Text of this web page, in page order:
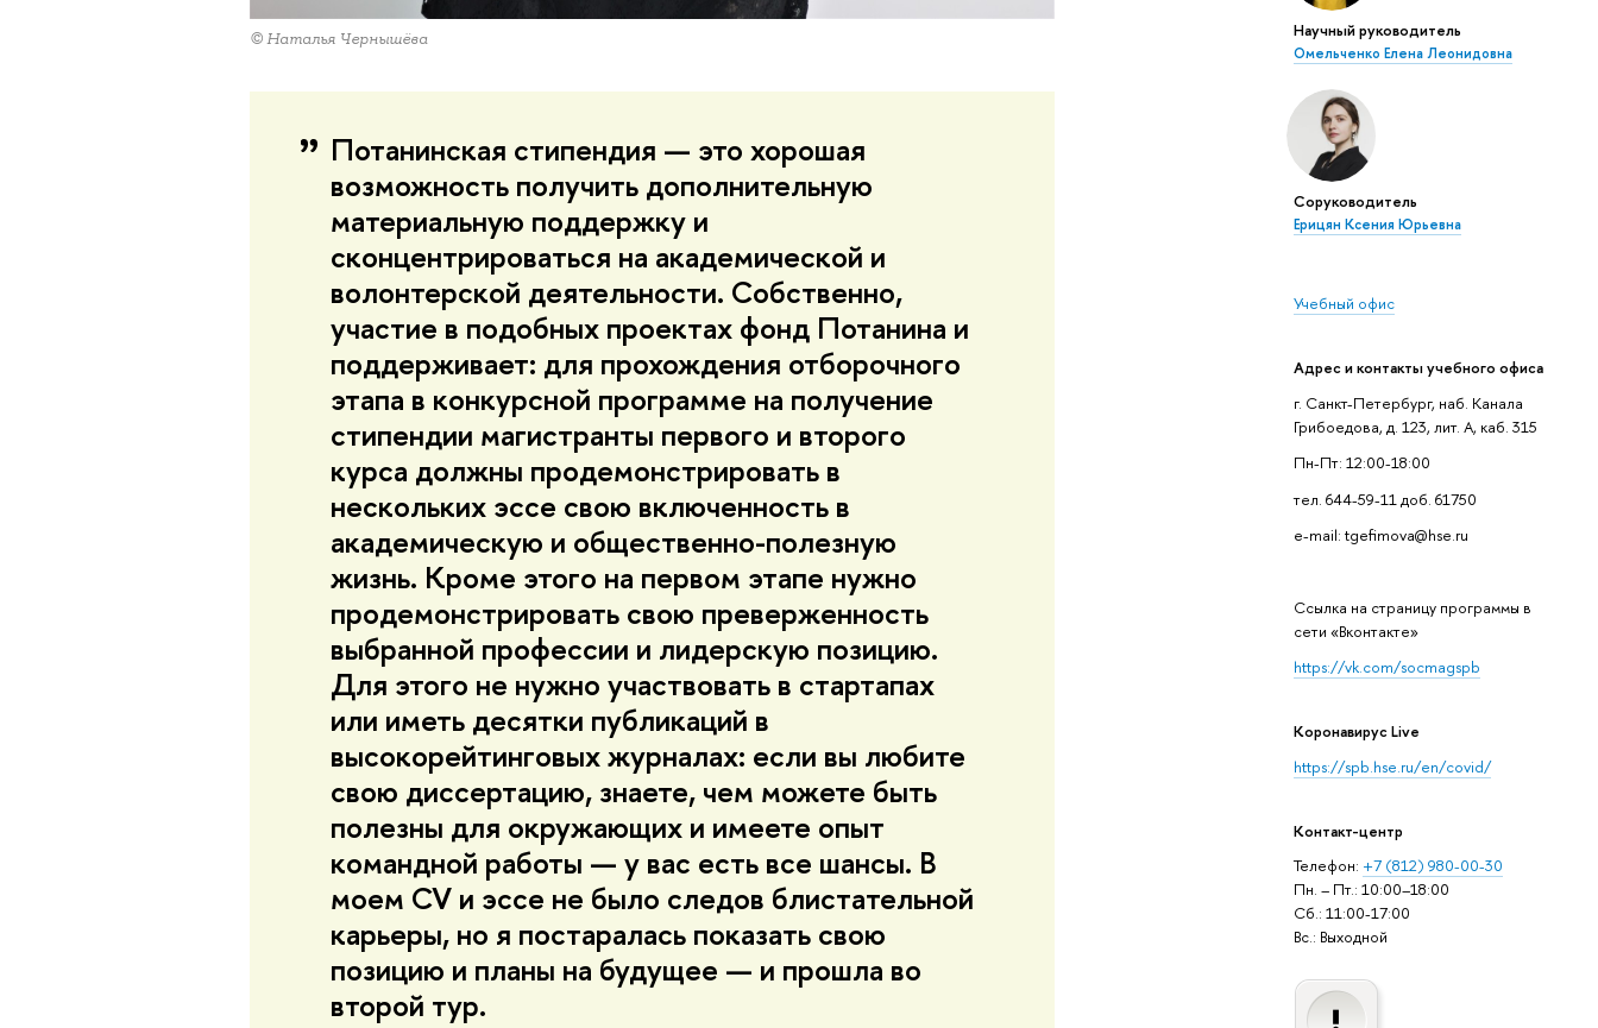
Научный руководитель
Омельченко Елена Леонидовна
Соруководитель
Ерицян Ксения Юрьевна
Учебный офис
Адрес и контакты учебного офиса
г. Санкт-Петербург, наб. Канала
Грибоедова, д. 123, лит. А, каб. 315
Пн-Пт: 12:00-18:00
тел. 644-59-11 доб. 61750
e-mail: tgefimova@hse.ru
Cсылка на страницу программы в
сети «Вконтакте»
https://vk.com/socmagspb
Коронавирус Live
https://spb.hse.ru/en/covid/
Контакт-центр
Телефон: +7 (812) 980-00-30
Пн. – Пт.: 10:00–18:00
Сб.: 11:00-17:00
Вс.: Выходной
© Наталья Чернышёва
Потанинская стипендия — это хорошая
возможность получить дополнительную
материальную поддержку и
сконцентрироваться на академической и
волонтерской деятельности. Собственно,
участие в подобных проектах фонд Потанина и
поддерживает: для прохождения отборочного
этапа в конкурсной программе на получение
стипендии магистранты первого и второго
курса должны продемонстрировать в
нескольких эссе свою включенность в
академическую и общественно-полезную
жизнь. Кроме этого на первом этапе нужно
продемонстрировать свою преверженность
выбранной профессии и лидерскую позицию.
Для этого не нужно участвовать в стартапах
или иметь десятки публикаций в
высокорейтинговых журналах: если вы любите
свою диссертацию, знаете, чем можете быть
полезны для окружающих и имеете опыт
командной работы — у вас есть все шансы. В
моем CV и эссе не было следов блистательной
карьеры, но я постаралась показать свою
позицию и планы на будущее — и прошла во
второй тур.